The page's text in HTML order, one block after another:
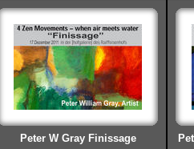
Peter W Gray Finissage